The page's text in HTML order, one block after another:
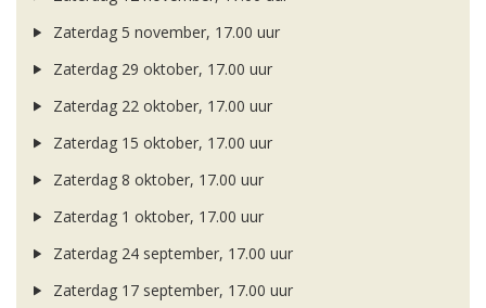
Zaterdag 5 november, 17.00 uur
Zaterdag 29 oktober, 17.00 uur
Zaterdag 22 oktober, 17.00 uur
Zaterdag 15 oktober, 17.00 uur
Zaterdag 8 oktober, 17.00 uur
Zaterdag 1 oktober, 17.00 uur
Zaterdag 24 september, 17.00 uur
Zaterdag 17 september, 17.00 uur